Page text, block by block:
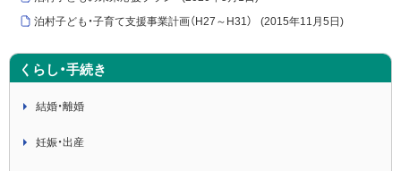
泊村子ども・子育て支援事業計画（H27～H31）
(2015年11月5日 )
くらし・手続き
結婚・離婚
妊娠・出産